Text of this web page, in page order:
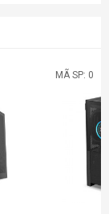
MÃ SP: 0